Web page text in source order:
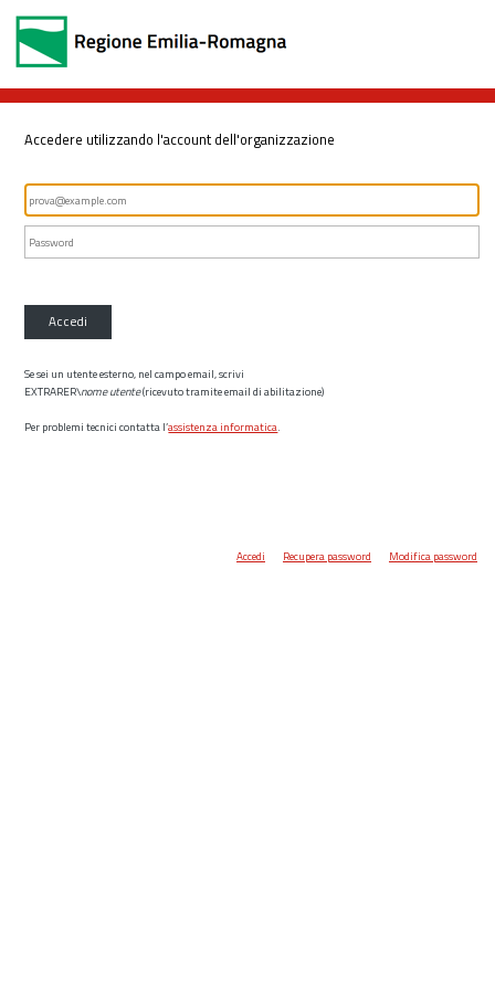
Accedere utilizzando l'account dell'organizzazione
Accedi
Se sei un utente esterno, nel campo email, scrivi
EXTRARER\nome utente(ricevuto tramite email di abilitazione)
Per problemi tecnici contatta l’assistenza informatica.
Accedi Recupera password Modifica password